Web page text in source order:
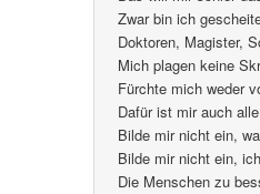
Zwar bin ich
Doktoren, Magister,
Mich plagen keine
Fürchte mich weder
Dafür ist mir auch
Bilde mir nicht ein,
Bilde mir nicht ein,
Die Menschen zu